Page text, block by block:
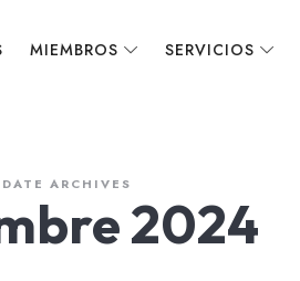
MIEMBROS SERVICIOS
DATE ARCHIVES
2024